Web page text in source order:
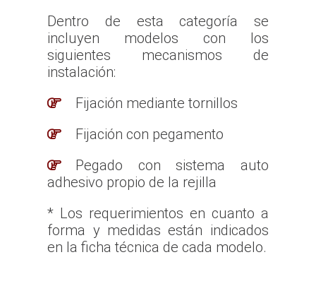
Dentro de esta categoría se
incluyen modelos con los
siguientes mecanismos de
instalación:
Fijación mediante tornillos
Fijación con pegamento
Pegado con sistema auto
adhesivo propio de la rejilla
* Los requerimientos en cuanto a
forma y medidas están indicados
en la ficha técnica de cada modelo.